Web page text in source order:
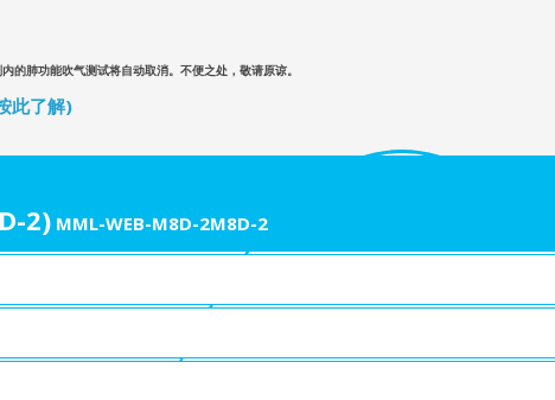
的肺功能吹气测试将自动取消。不便之处，敬请原谅。
此了解)
2) MML-WEB-M8D-2M8D-2